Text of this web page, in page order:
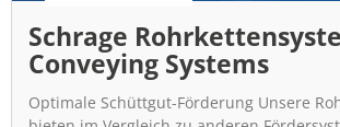
Schrage
Conveying Systems
Optimale Schüttgut-Förderung Unsere